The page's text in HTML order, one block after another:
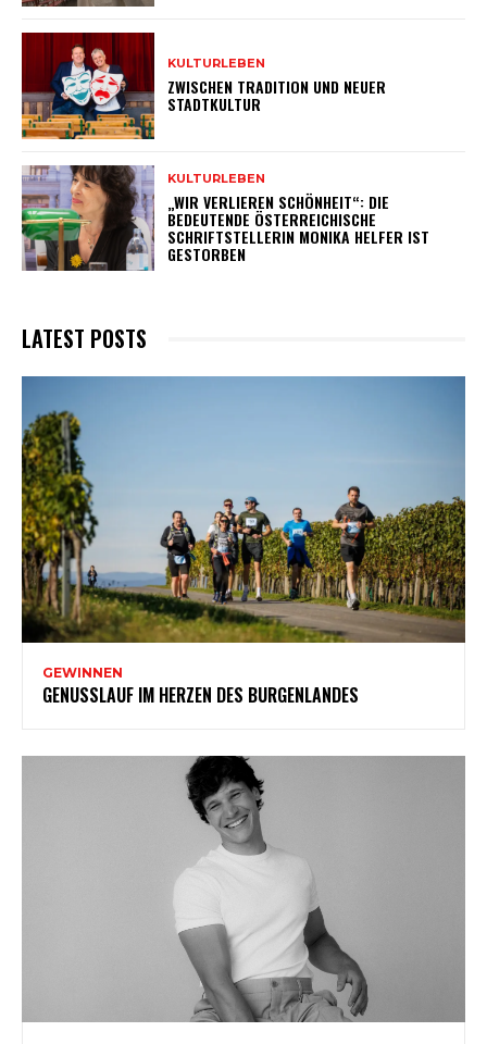
KULTURLEBEN
ZWISCHEN TRADITION UND NEUER
STADTKULTUR
KULTURLEBEN
„WIR VERLIEREN SCHÖNHEIT“: DIE
BEDEUTENDE ÖSTERREICHISCHE
SCHRIFTSTELLERIN MONIKA HELFER IST
GESTORBEN
LATEST POSTS
GEWINNEN
GENUSSLAUF IM HERZEN DES BURGENLANDES